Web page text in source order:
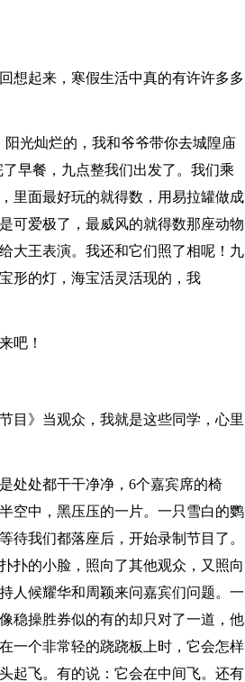
想起来，寒假生活中真的有许许多多
光灿烂的，我和爷爷带你去城隍庙
早餐，九点整我们出发了。我们乘
里面最好玩的就得数，用易拉罐做成
可爱极了，最威风的就得数那座动物
大王表演。我还和它们照了相呢！九
形的灯，海宝活灵活现的，我
吧！
目》当观众，我就是这些同学，心里
处处都干干净净，6个嘉宾席的椅
空中，黑压压的一片。一只雪白的鹦
待我们都落座后，开始录制节目了。
扑的小脸，照向了其他观众，又照向
人候耀华和周颖来问嘉宾们问题。一
稳操胜券似的有的却只对了一道，他
一个非常轻的跷跷板上时，它会怎样
起飞。有的说：它会在中间飞。还有